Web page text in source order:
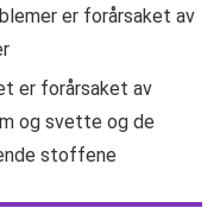
er forårsaket av
er forårsaket av
og svette og de
stoffene